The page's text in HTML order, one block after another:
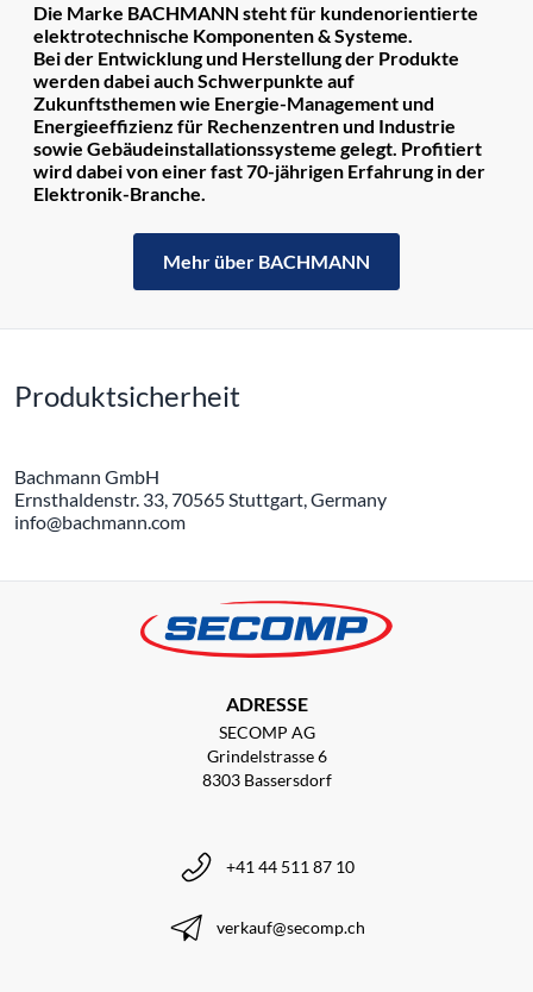
Die Marke BACHMANN steht für kundenorientierte
elektrotechnische Komponenten & Systeme.
Bei der Entwicklung und Herstellung der Produkte
werden dabei auch Schwerpunkte auf
Zukunftsthemen wie Energie-Management und
Energieeffizienz für Rechenzentren und Industrie
sowie Gebäudeinstallationssysteme gelegt. Profitiert
wird dabei von einer fast 70-jährigen Erfahrung in der
Elektronik-Branche.
Mehr über BACHMANN
Produktsicherheit
Bachmann GmbH
Ernsthaldenstr. 33, 70565 Stuttgart, Germany
info@bachmann.com
ADRESSE
SECOMP AG
Grindelstrasse 6
8303 Bassersdorf
+41 44 511 87 10
verkauf@secomp.ch